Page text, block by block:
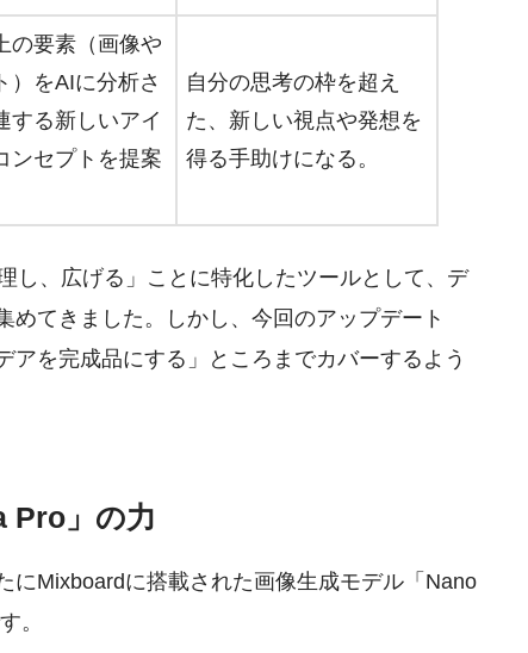
の要素（画像や
）をAIに分析さ
する新しいアイ
ンセプトを提案
自分の思考の枠を超え
た、新しい視点や発想を
得る手助けになる。
し、広げる」ことに特化したツールとして、デ
てきました。しかし、今回のアップデート
アを完成品にする」ところまでカバーするよう
Pro」の力
にMixboardに搭載された画像生成モデル「Nano
。